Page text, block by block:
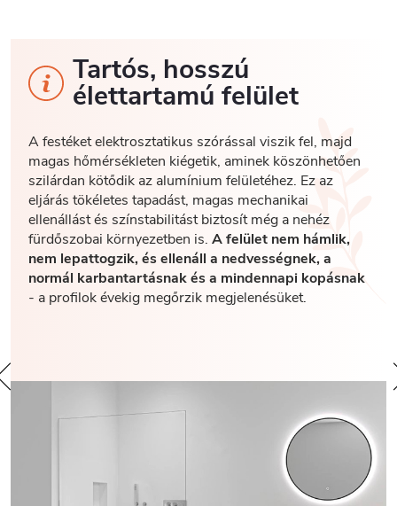
Tartós, hosszú
élettartamú felület
A festéket elektrosztatikus szórással viszik fel, majd
magas hőmérsékleten kiégetik, aminek köszönhetően
szilárdan kötődik az alumínium felületéhez. Ez az
eljárás tökéletes tapadást, magas mechanikai
ellenállást és színstabilitást biztosít még a nehéz
fürdőszobai környezetben is. A felület nem hámlik,
nem lepattogzik, és ellenáll a nedvességnek, a
normál karbantartásnak és a mindennapi kopásnak
- a profilok évekig megőrzik megjelenésüket.